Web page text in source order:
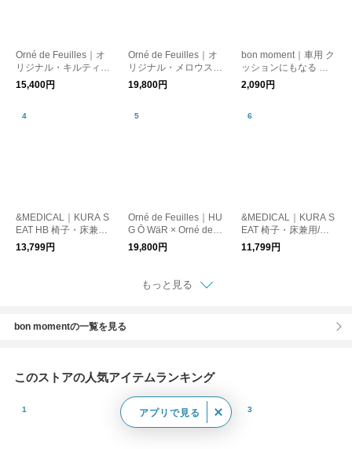
Orné de Feuilles｜オ
リジナル・キルティン
グマルチカバー Som
melle
15,400円
Orné de Feuilles｜オ
リジナル・メロウステ
ッチ リネンマルチカ
バー
19,800円
bon moment｜車用 ク
ッションにもなる 遮
熱 ハンドルカバー
2,090円
&MEDICAL｜KURA S
EAT HB 椅子・床兼用/
腰痛
13,799円
Orné de Feuilles｜HU
G Ō WäR × Orné de F
euilles イブルマルチ
カバー
19,800円
&MEDICAL｜KURA S
EAT 椅子・床兼用/腰
痛
11,799円
もっと見る
bon momentの一覧を見る
このストアの人気アイテムランキング
アプリで見る